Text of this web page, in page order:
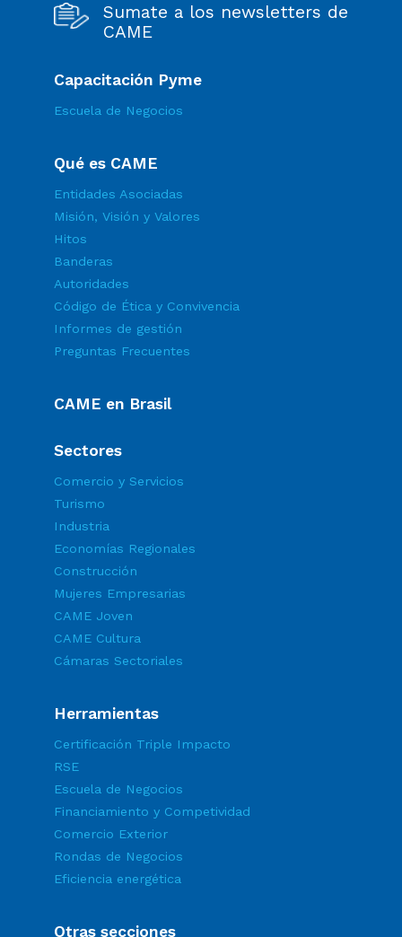
Sumate a los newsletters de
CAME
Capacitación Pyme
Escuela de Negocios
Qué es CAME
Entidades Asociadas
Misión, Visión y Valores
Hitos
Banderas
Autoridades
Código de Ética y Convivencia
Informes de gestión
Preguntas Frecuentes
CAME en Brasil
Sectores
Comercio y Servicios
Turismo
Industria
Economías Regionales
Construcción
Mujeres Empresarias
CAME Joven
CAME Cultura
Cámaras Sectoriales
Herramientas
Certificación Triple Impacto
RSE
Escuela de Negocios
Financiamiento y Competividad
Comercio Exterior
Rondas de Negocios
Eficiencia energética
Otras secciones